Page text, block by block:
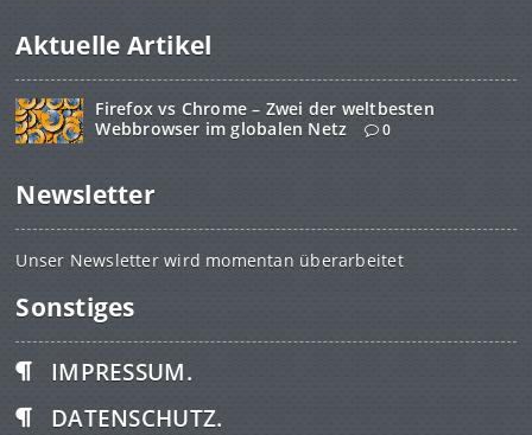
Aktuelle Artikel
Firefox vs Chrome – Zwei der weltbesten
Webbrowser im globalen Netz
0
Newsletter
Unser Newsletter wird momentan überarbeitet
Sonstiges
IMPRESSUM.
DATENSCHUTZ.